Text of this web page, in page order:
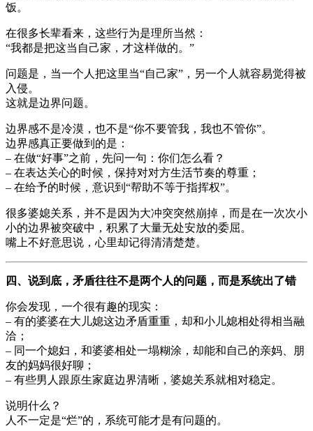
饭。
在很多长辈看来，这些行为是理所当然：
“我都是把这当自己家，才这样做的。”
问题是，当一个人把这里当“自己家”，另一个人就容易觉得被
入侵。
这就是边界问题。
边界感不是冷漠，也不是“你不要管我，我也不管你”。
边界感真正要做到的是：
– 在做“好事”之前，先问一句：你们怎么看？
– 在表达关心的时候，保持对对方生活节奏的尊重；
– 在给予的时候，意识到“帮助不等于指挥权”。
很多婆媳关系，并不是因为大冲突突然崩掉，而是在一次次小
小的边界被突破中，积累了大量无处安放的委屈。
嘴上不好意思说，心里却记得清清楚楚。
四、说到底，矛盾往往不是两个人的问题，而是系统出了错
你会发现，一个很有趣的现实：
– 有的婆婆在大儿媳这边矛盾重重，却和小儿媳相处得相当融
洽；
– 同一个媳妇，和婆婆相处一塌糊涂，却能和自己的亲妈、朋
友的妈妈很好聊；
– 有些男人跟原生家庭边界清晰，婆媳关系就相对稳定。
说明什么？
人不一定是“烂”的，系统可能才是有问题的。